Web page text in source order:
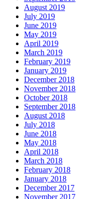
August 2019
July 2019
June 2019
May 2019
April 2019
March 2019
February 2019
January 2019
December 2018
November 2018
October 2018
September 2018
August 2018
July 2018
June 2018
May 2018
April 2018
March 2018
February 2018
January 2018
December 2017
November 2017